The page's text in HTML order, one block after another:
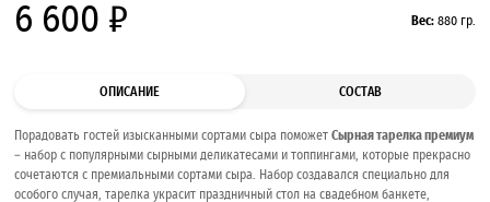
6 600 ₽ Вес: 880 гр.
ОПИСАНИЕ СОСТАВ
Порадовать гостей изысканными сортами сыра поможет Сырная тарелка премиум
– набор с популярными сырными деликатесами и топпингами, которые прекрасно
сочетаются с премиальными сортами сыра. Набор создавался специально для
особого случая, тарелка украсит праздничный стол на свадебном банкете,